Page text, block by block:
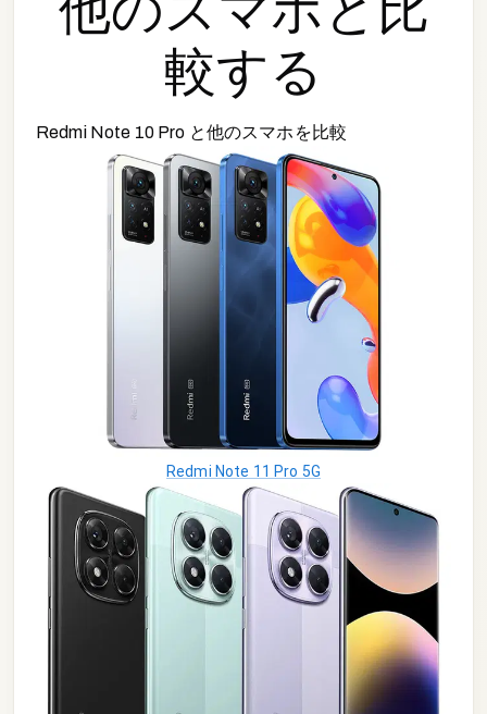
較する
Redmi Note 10 Pro と他のスマホ を比較
Redmi Note 11 Pro 5G